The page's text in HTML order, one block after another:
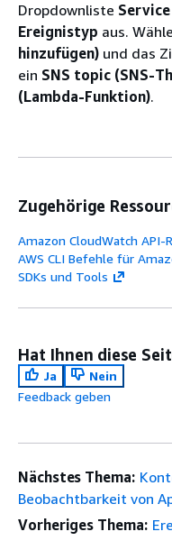
Dropdownliste
Ereignistyp aus.
hinzufügen) und das
ein SNS topic (SNS-
(Lambda-Funktion).
Zugehörige
Amazon CloudWatch API-
AWS CLI Befehle für
SDKs und Tools
Hat Ihnen diese
Ja
Nein
Feedback geben
Nächstes Thema:
Beobachtbarkeit von
Vorheriges Thema: